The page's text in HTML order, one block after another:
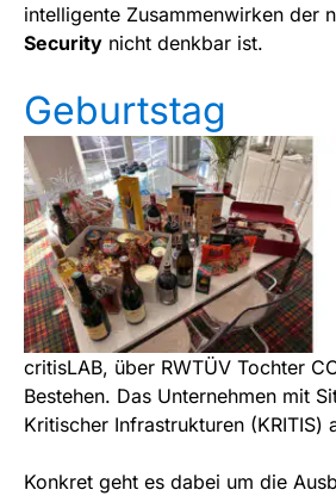
intelligente Zusammenwirken der
Security nicht denkbar ist.
Geburtstag
critisLAB, über RWTÜV Tochter
Bestehen. Das Unternehmen mit
Kritischer Infrastrukturen
Konkret geht es dabei um die